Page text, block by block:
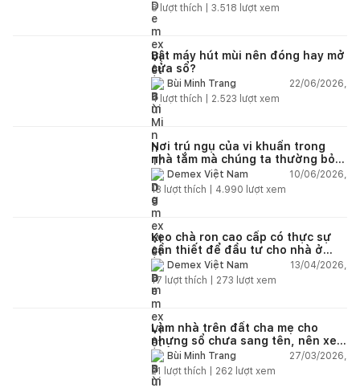
8lượt thích | 3.518 lượt xem
Bật máy hút mùi nên đóng hay mở
cửa sổ?
Bùi Minh Trang
22/06/2026,
4lượt thích | 2.523 lượt xem
Nơi trú ngụ của vi khuẩn trong
nhà tắm mà chúng ta thường bỏ
quaDemex Việt Nam
10/06/2026,
13 lượt thích | 4.990 lượt xem
Keo chà ron cao cấp có thực sự
cần thiết để đầu tư cho nhà ở
dân dụng?
Demex Việt Nam
13/04/2026,
17 lượt thích | 273 lượt xem
Làm nhà trên đất cha mẹ cho
nhưng sổ chưa sang tên, nên xem
tuổi ai?
Bùi Minh Trang
27/03/2026,
21
lượt thích | 262 lượt xem